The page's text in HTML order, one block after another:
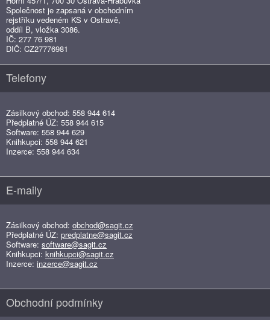
Společnost je zapsaná v obchodním
rejstříku vedeném KS v Ostravě,
oddíl B, vložka 3086.
IČ: 277 76 981
DIČ: CZ27776981
Telefony
Zásilkový obchod: 558 944 614
Předplatné ÚZ: 558 944 615
Software: 558 944 629
Knihkupci: 558 944 621
Inzerce: 558 944 634
E-maily
Zásilkový obchod: obchod@sagit.cz
Předplatné ÚZ: predplatne@sagit.cz
Software: software@sagit.cz
Knihkupci: knihkupci@sagit.cz
Inzerce: inzerce@sagit.cz
Obchodní podmínky